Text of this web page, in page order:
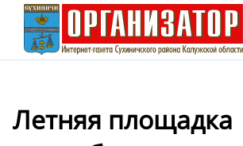
Летняя площадка